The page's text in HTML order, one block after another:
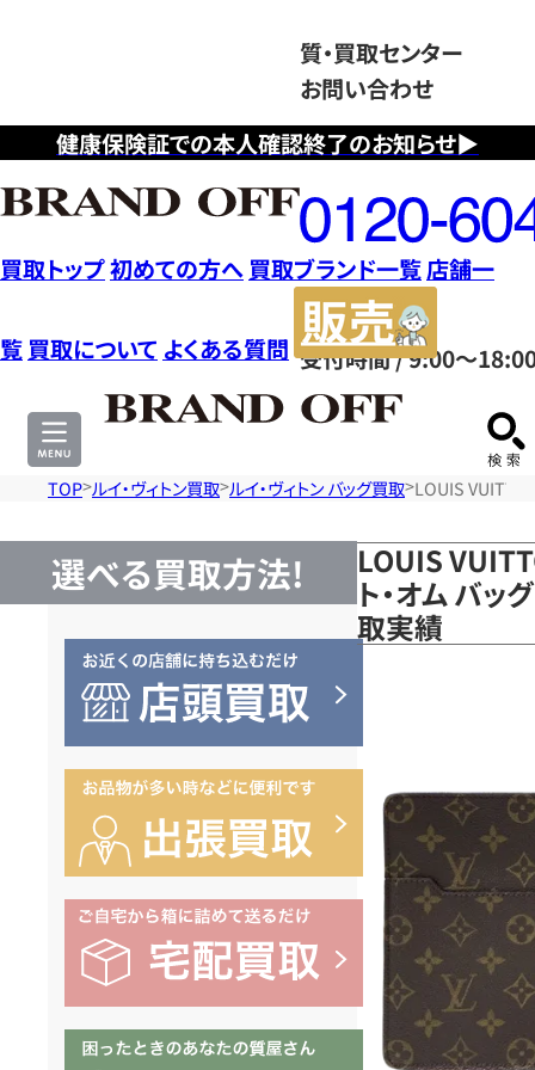
健康保険証での本人確認終了のお知らせ▶
質・買取センター
お問い合わせ
フ
リ
ー
ダ
イ
ヤ
ル
0120604117
受付時間 / 9:00～
買取トップ初めての方へ 買取ブランド一覧店舗一
覧 買取について よくある質問
サ
TOP ルイ・ヴィトン買取 ルイ・ヴィトン バッグ買取 LOUIS
選べる買取方法!
LOUIS
ト・オム バッ
取実績